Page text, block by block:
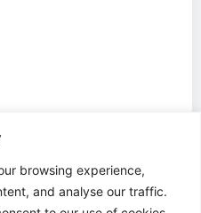
browsing experience,
and analyse our traffic.